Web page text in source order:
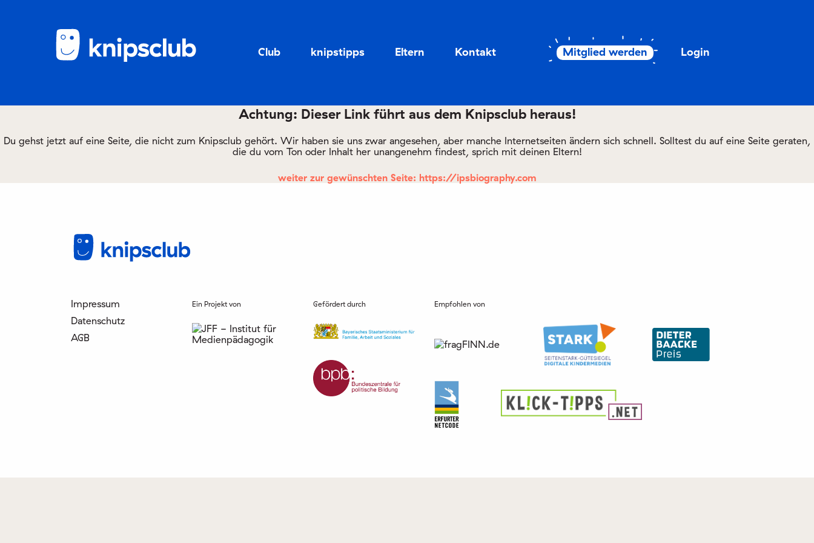
Club knipstipps Eltern Kontakt Mitglied werden Login
Achtung: Dieser Link führt aus dem Knipsclub heraus!
Du gehst jetzt auf eine Seite, die nicht zum Knipsclub gehört. Wir haben sie uns zwar angesehen, aber manche Internetseiten ändern sich schnell. Solltest du auf eine Seite geraten,
die du vom Ton oder Inhalt her unangenehm findest, sprich mit deinen Eltern!
weiter zur gewünschten Seite: https://ipsbiography.com
Impressum
Datenschutz
AGB
Ein Projekt von Gefördert durch Empfohlen von